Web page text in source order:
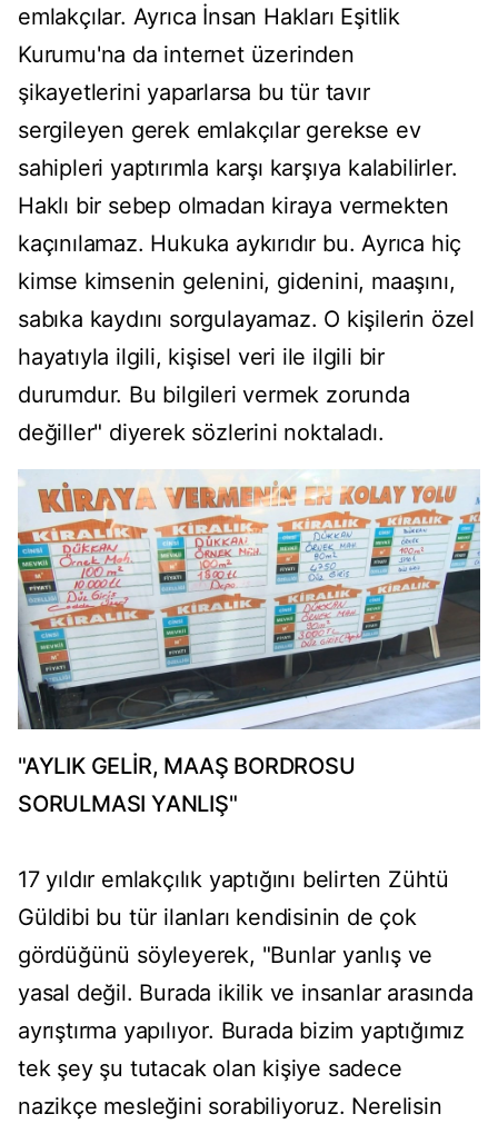
emlakçılar. Ayrıca İnsan Hakları Eşitlik
Kurumu'na da internet üzerinden
şikayetlerini yaparlarsa bu tür tavır
sergileyen gerek emlakçılar gerekse ev
sahipleri yaptırımla karşı karşıya kalabilirler.
Haklı bir sebep olmadan kiraya vermekten
kaçınılamaz. Hukuka aykırıdır bu. Ayrıca hiç
kimse kimsenin gelenini, gidenini, maaşını,
sabıka kaydını sorgulayamaz. O kişilerin özel
hayatıyla ilgili, kişisel veri ile ilgili bir
durumdur. Bu bilgileri vermek zorunda
değiller" diyerek sözlerini noktaladı.
"AYLIK GELİR, MAAŞ BORDROSU
SORULMASI YANLIŞ"
17 yıldır emlakçılık yaptığını belirten Zühtü
Güldibi bu tür ilanları kendisinin de çok
gördüğünü söyleyerek, "Bunlar yanlış ve
yasal değil. Burada ikilik ve insanlar arasında
ayrıştırma yapılıyor. Burada bizim yaptığımız
tek şey şu tutacak olan kişiye sadece
nazikçe mesleğini sorabiliyoruz. Nerelisin